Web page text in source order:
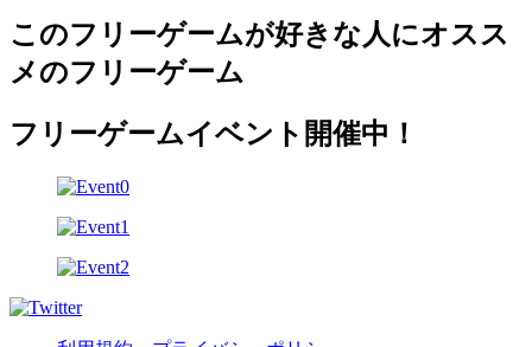
このフリーゲームが好きな人にオスス
メのフリーゲーム
フリーゲームイベント開催中！